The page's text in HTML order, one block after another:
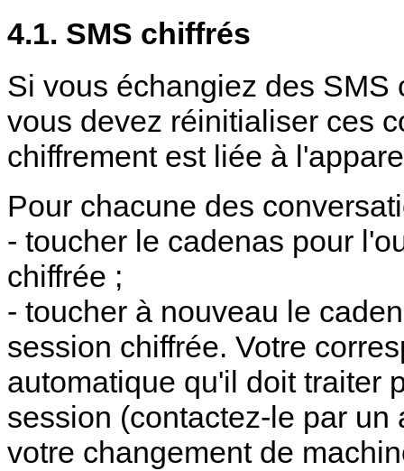
4.1. SMS chiffrés
Si vous échangiez des
vous devez réinitialiser ces
chiffrement est liée à
Pour chacune des
- toucher le cadenas pour
chiffrée ;
- toucher à nouveau le
session chiffrée. Votre
automatique qu'il doit traiter
session (contactez-le par
votre changement de